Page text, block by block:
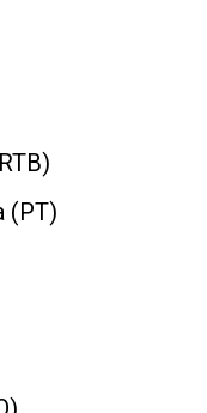
(PT)